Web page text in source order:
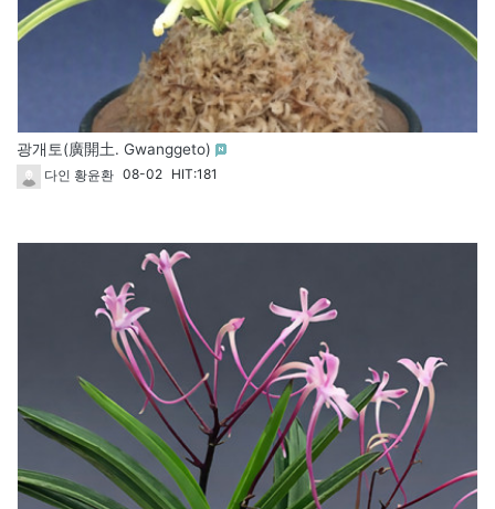
광개토(廣開土. Gwanggeto)
다인 황윤환 08-02 HIT:181